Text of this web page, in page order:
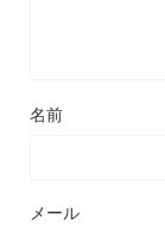
名前
メール